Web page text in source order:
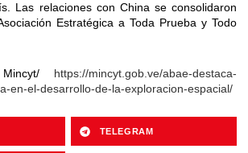
Las relaciones con China se consolidaron
Estratégica a Toda Prueba y Todo
https://mincyt.gob.ve/abae-destaca-
en-el-desarrollo-de-la-exploracion-espacial/
TELEGRAM